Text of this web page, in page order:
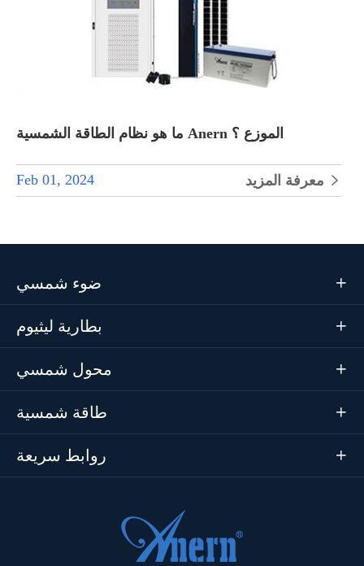
ما هو نظام الطاقة الشمسية Anern الموزع ؟
Feb 01, 2024 
ضوء شمسي 
بطارية ليثيوم 
محول شمسي 
طاقة شمسية 
روابط سريعة 